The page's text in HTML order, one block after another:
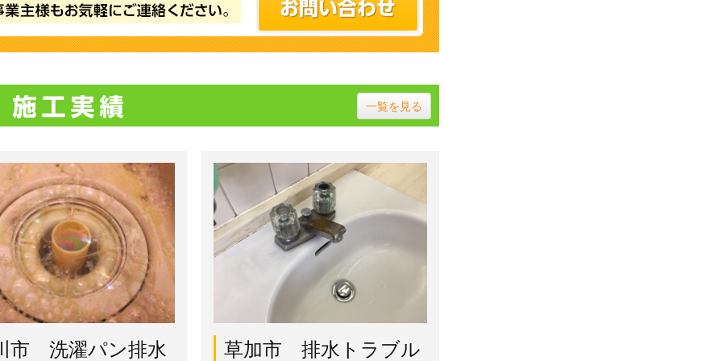
一覧を見る
市 洗濯パン排水 草加市 排水トラブル